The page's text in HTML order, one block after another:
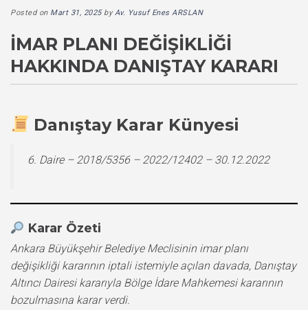
Posted on Mart 31, 2025byAv. Yusuf Enes ARSLAN
İMAR PLANI DEĞIŞIKLIĞI
HAKKINDA DANIŞTAY KARARI
Danıştay Karar Künyesi
6. Daire – 2018/5356 – 2022/12402 – 30.12.2022
Karar Özeti
Ankara Büyükşehir Belediye Meclisinin imar planı
değişikliği kararının iptali istemiyle açılan davada, Danıştay
Altıncı Dairesi kararıyla Bölge İdare Mahkemesi kararının
bozulmasına karar verdi.